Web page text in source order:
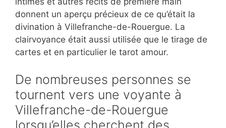
donnent un aperçu précieux de ce qu’était la
divination à Villefranche-de-Rouergue. La
clairvoyance était aussi utilisée que le tirage de
cartes et en particulier le tarot amour.
De nombreuses personnes se
tournent vers une voyante à
Villefranche-de-Rouergue
lorsqu’elles cherchent des